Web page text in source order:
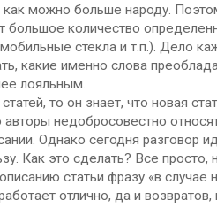
можно больше народу.
количество
стекла и т.п.). Дело
какие именно слова
лояльным.
то он знает, что новая
недобросовестно
Однако сегодня разговор
Как это сделать? Все просто,
статьи фразу «в
отлично, да и возвратов,